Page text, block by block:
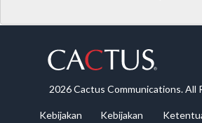
2026 Cactus Communications. All
Kebijakan Kebijakan